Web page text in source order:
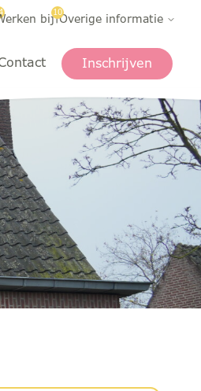
bij10
|Overige informatie
Inschrijven